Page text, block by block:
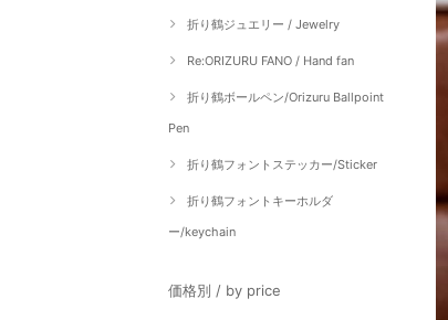
折り鶴ジュエリー / Jewelry
Re:ORIZURU FANO / Hand fan
折り鶴ボールペン/Orizuru Ballpoint
Pen
折り鶴フォントステッカー/Sticker
折り鶴フォントキーホルダ
ー/keychain
価格別 / by price